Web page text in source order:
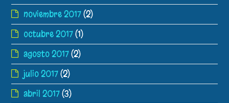
noviembre 2017(2)
octubre 2017(1)
agosto 2017(2)
julio 2017(2)
abril 2017(3)